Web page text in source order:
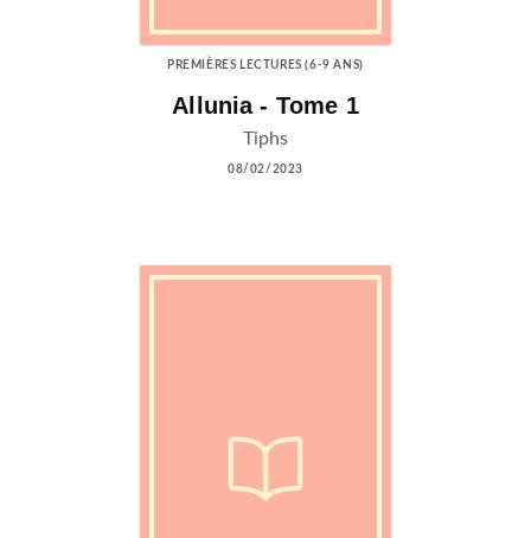
PREMIÈRES LECTURES (6-9 ANS)
Allunia - Tome 1
Tiphs
08/02/2023